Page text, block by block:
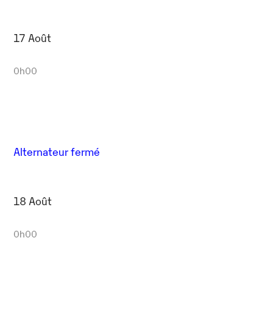
17 Août
0h00
Alternateur fermé
18 Août
0h00